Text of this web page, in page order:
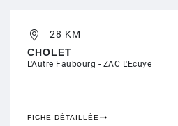
28 KM
CHOLET
L'Autre Faubourg - ZAC L'Ecuye
FICHE DÉTAILLÉE